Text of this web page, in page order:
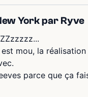
York par Ryve
mou, la
parce que ça